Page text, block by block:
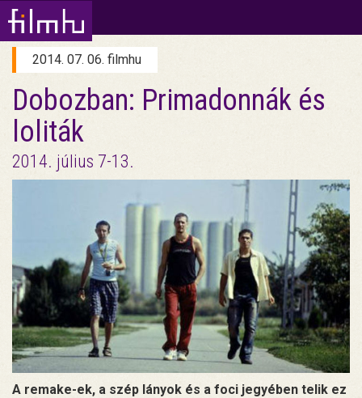
2014. 07. 06. filmhu
Dobozban: Primadonnák és
loliták
2014. július 7-13.
A remake-ek, a szép lányok és a foci jegyében telik ez